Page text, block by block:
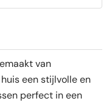
van
een stijlvolle en
perfect in een